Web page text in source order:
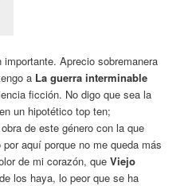
Aprecio sobremanera
a La guerra interminable
ficción. No digo que sea la
un hipotético top ten;
de este género con la que
aquí porque no me queda más
de mi corazón, queViejo
los haya, lo peor que se ha